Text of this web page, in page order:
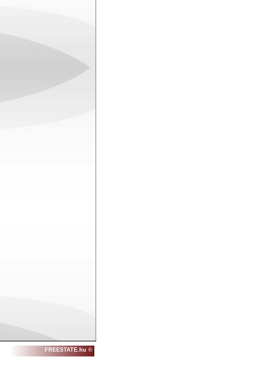
FREESTATE.hu ©